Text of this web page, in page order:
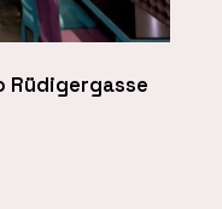
Rüdigergasse